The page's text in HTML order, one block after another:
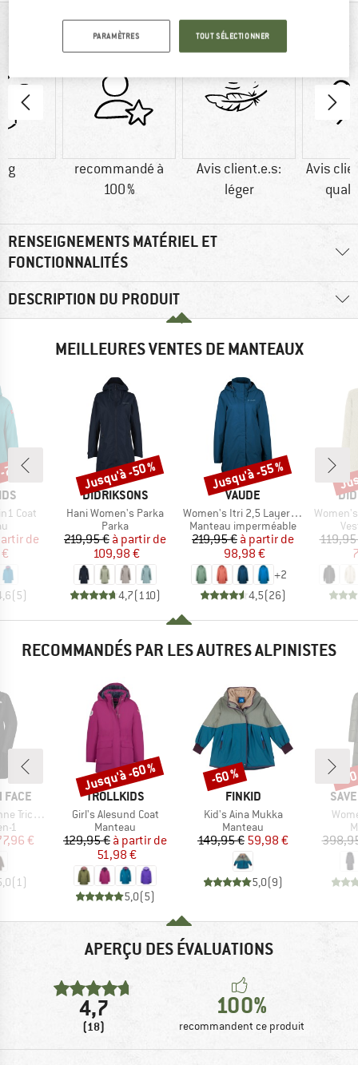
VUE D'ENSEMBLE
g
recommandé à
100 %
Avis client.e.s:
léger
Avis
RENSEIGNEMENTS MATÉRIEL ET
FONCTIONNALITÉS
DESCRIPTION DU PRODUIT
MEILLEURES VENTES DE MANTEAUX
Coat
réduit
de
(5)
%
MARQUE
DIDRIKSONS
Article
Hani Women's Parka
Product group
Parka
Prix
219,95 € Prix réduit
à partir de
109,98 €
4,7(110)
Remise
Jusqu'à -50 %
MARQUE
VAUDE
Article
Women's Itri 2,5 Layer Coat
Product group
Manteau imperméable
Prix
219,95 € Prix réduit
à partir de
98,98 €
+2
4,5(26)
Remise
Jusqu'à -55 %
Article
RECOMMANDÉS PAR LES AUTRES ALPINISTES
FACE
2.0
1
réduit
€
(1)
MARQUE
TROLLKIDS
Article
Girl's Alesund Coat
Product group
Manteau
Prix
129,95 € Prix réduit
à partir de
51,98 €
5,0(5)
Remise
Jusqu'à -60 %
MARQUE
FINKID
Article
Kid's Aina Mukka
Product group
Manteau
Prix
149,95 €Prix réduit
59,98 €
5,0(9)
Remise
-60 % -
APERÇU DES ÉVALUATIONS
4,7
(18)
100%
recommandent ce produit
PARAMÈTRES TOUT SÉLECTIONNER